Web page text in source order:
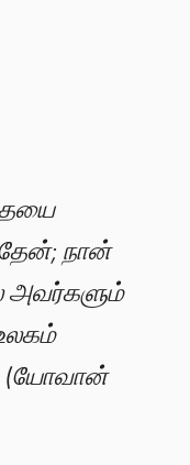
நான்
அவர்களும்
(யோவான்